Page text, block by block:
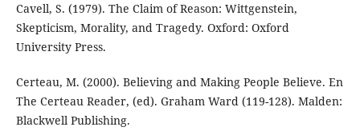
Cavell, S. (1979). The Claim of Reason: Wittgenstein,
Skepticism, Morality, and Tragedy. Oxford: Oxford
University Press.
Certeau, M. (2000). Believing and Making People Believe. En
The Certeau Reader, (ed). Graham Ward (119-128). Malden:
Blackwell Publishing.